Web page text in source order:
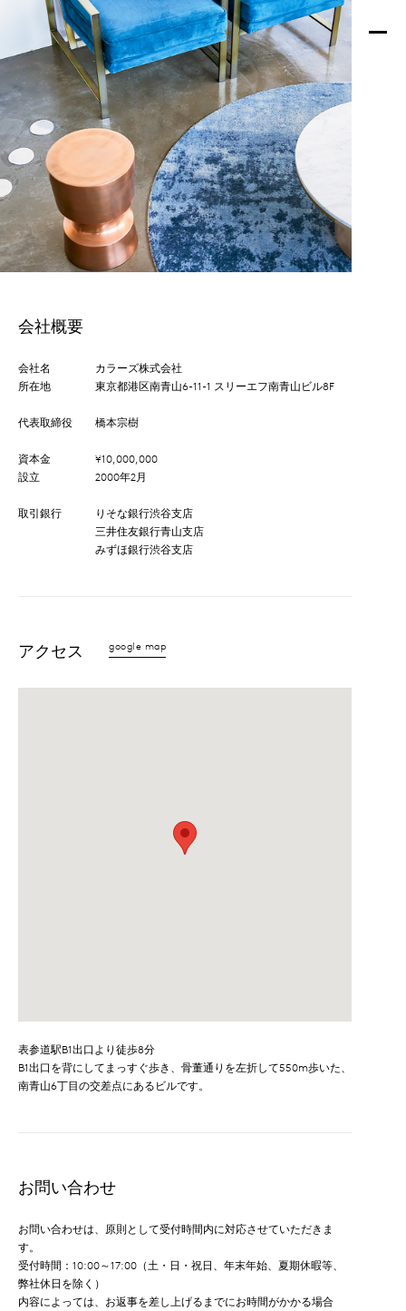
会社概要
会社名
カラーズ株式会社
所在地
東京都港区南青山6-11-1 スリーエフ南青山ビル8F
代表取締役 橋本宗樹
資本金
¥10,000,000
設立
2000年2月
取引銀行
りそな銀行渋谷支店
三井住友銀行青山支店
みずほ銀行渋谷支店
アクセス google map
表参道駅B1出口より徒歩8分
B1出口を背にしてまっすぐ歩き、骨董通りを左折して550m歩いた、
南青山6丁目の交差点にあるビルです。
お問い合わせ
お問い合わせは、原則として受付時間内に対応させていただきま
す。
受付時間：10:00～17:00（土・日・祝日、年末年始、夏期休暇等、
弊社休日を除く）
内容によっては、お返事を差し上げるまでにお時間がかかる場合